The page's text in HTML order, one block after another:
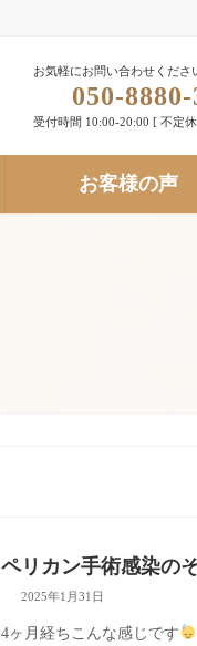
お気軽にお問い合わせくださ
050-
受付時間 10:00-20:00 [ 不定
お客様の声
ペリカン手術感染の
2025年1月31日
4ヶ月経ちこんな感じです